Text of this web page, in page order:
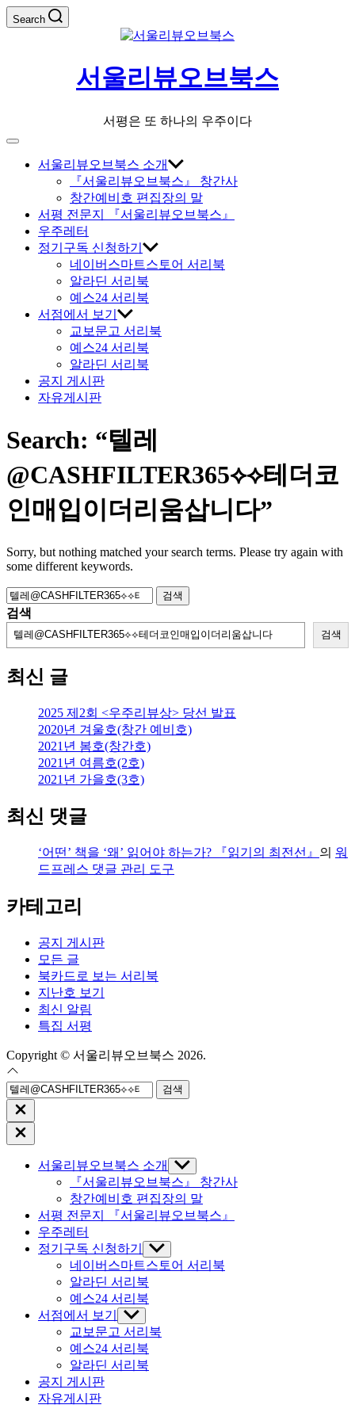
Skip
to
Search
서울리뷰오브북스
서평은 또 하나의 우주이다
Off
Canvas서울리뷰오브북스 소개
『서울리뷰오브북스』 창간사
창간예비호 편집장의 말
서평 전문지 『서울리뷰오브북스』
우주레터
정기구독 신청하기
네이버스마트스토어 서리북
알라딘 서리북
예스24 서리북
서점에서 보기
교보문고 서리북
예스24 서리북
알라딘 서리북
공지 게시판
자유게시판
Search: “텔레
@CASHFILTER365⟡⟡테더코
인매입이더리움삽니다”
Sorry, but nothing matched your search terms. Please try again with
some different keywords.
검
색:
검색
검색
최신 글
2025 제2회 <우주리뷰상> 당선 발표
2020년 겨울호(창간 예비호)
2021년 봄호(창간호)
2021년 여름호(2호)
2021년 가을호(3호)
최신 댓글
‘어떤’ 책을 ‘왜’ 읽어야 하는가? 『읽기의 최전선』 의 워
드프레스 댓글 관리 도구
카테고리
공지 게시판
모든 글
북카드로 보는 서리북
지난호 보기
최신 알림
특집 서평
Copyright © 서울리뷰오브북스 2026.
검
색:Close
search
Close
Off
서울리뷰오브북스 소개
Show
sub
menu
『서울리뷰오브북스』 창간사
창간예비호 편집장의 말
서평 전문지 『서울리뷰오브북스』
우주레터
정기구독 신청하기
Show
sub
menu
네이버스마트스토어 서리북
알라딘 서리북
예스24 서리북
서점에서 보기
Show
sub
menu
교보문고 서리북
예스24 서리북
알라딘 서리북
공지 게시판
자유게시판